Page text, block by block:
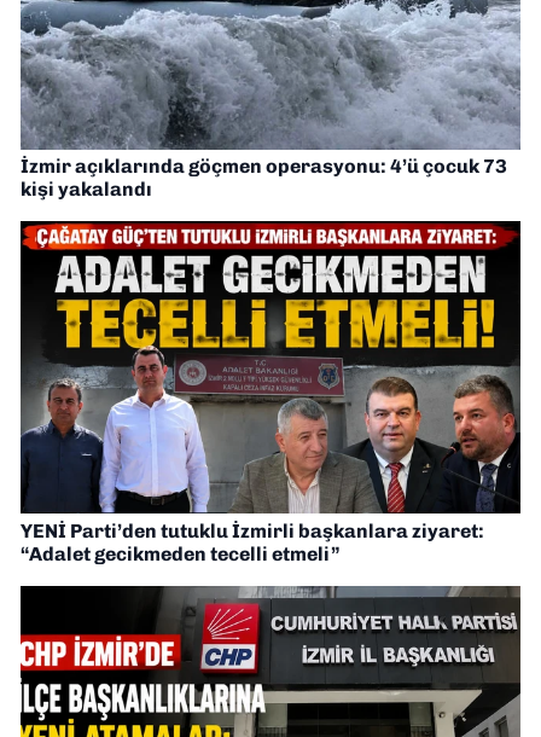
İzmir açıklarında göçmen operasyonu: 4’ü çocuk 73
kişi yakalandı
YENİ Parti’den tutuklu İzmirli başkanlara ziyaret:
“Adalet gecikmeden tecelli etmeli”